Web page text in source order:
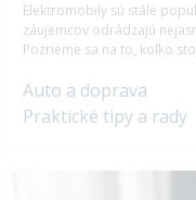
Elektromobily sú stále
záujemcov odrádzajú
Pozrieme sa na to, koľko
so spaľovacím motorom a
pomôže pri rozhodovaní.
Auto a doprava
Praktické tipy a rady